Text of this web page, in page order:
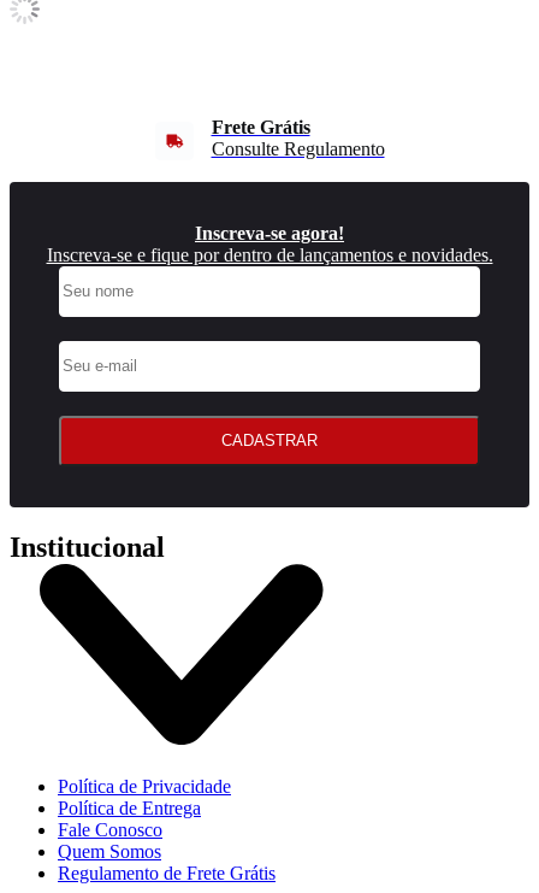
Frete Grátis
Consulte Regulamento
Inscreva-se agora!
Inscreva-se e fique por dentro de lançamentos e novidades.
CADASTRAR
Institucional
Política de Privacidade
Política de Entrega
Fale Conosco
Quem Somos
Regulamento de Frete Grátis